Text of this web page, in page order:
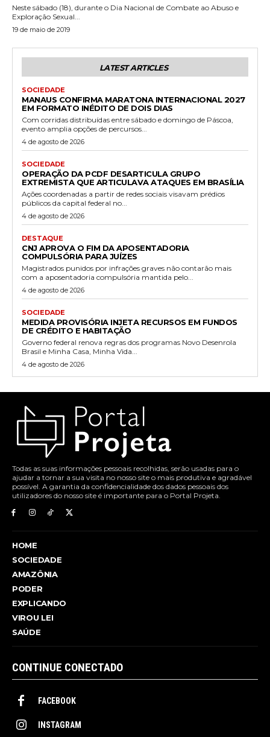
Neste sábado (18), durante o Dia Nacional de Combate ao Abuso e
Exploração Sexual...
19 de maio de 2019
LATEST ARTICLES
SOCIEDADE
MANAUS CONFIRMA MARATONA INTERNACIONAL 2027
EM FORMATO INÉDITO DE DOIS DIAS
Com corridas distribuídas entre sábado e domingo de Páscoa,
evento amplia opções de percursos...
4 de agosto de 2026
SOCIEDADE
OPERAÇÃO DA PCDF DESARTICULA GRUPO
EXTREMISTA QUE ARTICULAVA ATAQUES EM BRASÍLIA
Ações coordenadas a partir de redes sociais visavam prédios
públicos da capital federal no...
4 de agosto de 2026
DESTAQUE
CNJ APROVA O FIM DA APOSENTADORIA
COMPULSÓRIA PARA JUÍZES
Magistrados punidos por infrações graves não contarão mais
com a aposentadoria compulsória mantida pelo...
4 de agosto de 2026
SOCIEDADE
MEDIDA PROVISÓRIA INJETA RECURSOS EM FUNDOS
DE CRÉDITO E HABITAÇÃO
Governo federal renova regras dos programas Novo Desenrola
Brasil e Minha Casa, Minha Vida...
4 de agosto de 2026
Todas as suas informações pessoais recolhidas, serão usadas para o
ajudar a tornar a sua visita no nosso site o mais produtiva e agradável
possível. A garantia da confidencialidade dos dados pessoais dos
utilizadores do nosso site é importante para o Portal Projeta.
HOME
SOCIEDADE
AMAZÔNIA
PODER
EXPLICANDO
VIROU LEI
SAÚDE
CONTINUE CONECTADO
FACEBOOK
INSTAGRAM